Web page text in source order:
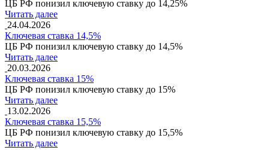
ЦБ РФ понизил ключевую ставку до 14,25%
Читать далее
24.04.2026
Ключевая ставка 14,5%
ЦБ РФ понизил ключевую ставку до 14,5%
Читать далее
20.03.2026
Ключевая ставка 15%
ЦБ РФ понизил ключевую ставку до 15%
Читать далее
13.02.2026
Ключевая ставка 15,5%
ЦБ РФ понизил ключевую ставку до 15,5%
Читать далее